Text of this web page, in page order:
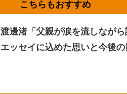
渡邊渚「父親が涙を流しなが
エッセイに込めた思いと今後